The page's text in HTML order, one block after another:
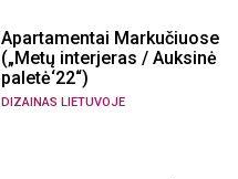
Apartamentai Markučiuose
(„Metų interjeras / Auksinė
paletė‘22“)
DIZAINAS LIETUVOJE